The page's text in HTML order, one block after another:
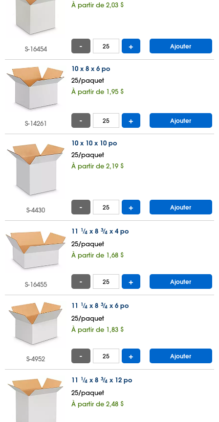
À partir de 2,03 $
S-16454 - + Ajouter
10 x 8 x 6 po
25/paquet
À partir de 1,95 $
S-14261 - + Ajouter
10 x 10 x 10 po
25/paquet
À partir de 2,19 $
S-4430 - + Ajouter
11 1⁄4 x 8 3⁄4 x 4 po
25/paquet
À partir de 1,68 $
S-16455 - + Ajouter
11 1⁄4 x 8 3⁄4 x 6 po
25/paquet
À partir de 1,83 $
S-4952 - + Ajouter
11 1⁄4 x 8 3⁄4 x 12 po
25/paquet
À partir de 2,48 $